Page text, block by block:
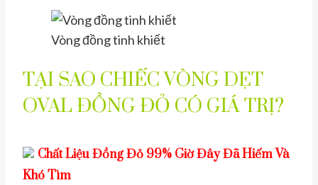
Vòng đồng tinh khiết
TẠI SAO CHIẾC VÒNG DẸT
OVAL ĐỒNG ĐỎ CÓ GIÁ TRỊ?
Chất Liệu Đồng Đỏ 99% Giờ Đây Đã Hiếm Và
Khó Tìm